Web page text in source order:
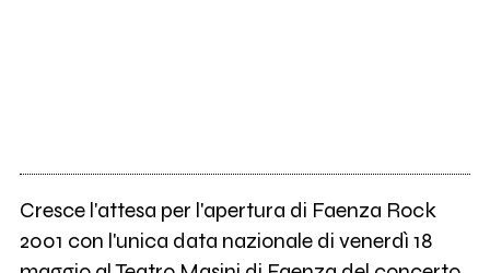
Cresce l'attesa per l'apertura di Faenza Rock
2001 con l'unica data nazionale di venerdì 18